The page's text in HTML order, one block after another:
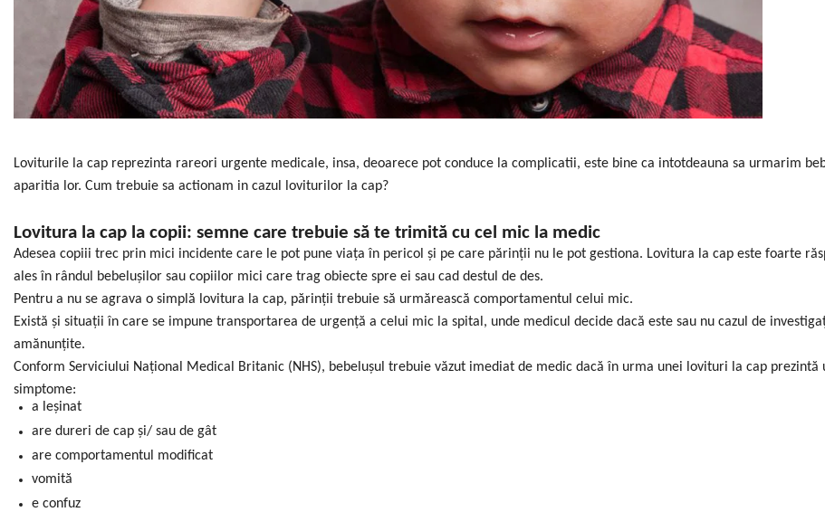
dopuri de urechi
Produse îngrijire copii
Igiena copii
Loviturile la cap reprezinta rareori urgente medicale, insa, deoarece pot conduce la complicatii, este bine ca intotdeauna sa urmarim
aparitia lor. Cum trebuie sa actionam in cazul loviturilor la cap?
Lovitura la cap la copii: semne care trebuie să te trimită cu cel mic la medic
Adesea copiii trec prin mici incidente care le pot pune viața în pericol și pe care părinții nu le pot gestiona. Lovitura la cap este foarte
ales în rândul bebelușilor sau copiilor mici care trag obiecte spre ei sau cad destul de des.
Pentru a nu se agrava o simplă lovitura la cap, părinții trebuie să urmărească comportamentul celui mic.
Există și situații în care se impune transportarea de urgență a celui mic la spital, unde medicul decide dacă este sau nu cazul de
amănunțite.
Conform Serviciului Național Medical Britanic (NHS), bebelușul trebuie văzut imediat de medic dacă în urma unei lovituri la cap prezintă
simptome:
a leșinat
are dureri de cap și/ sau de gât
are comportamentul modificat
vomită
e confuz